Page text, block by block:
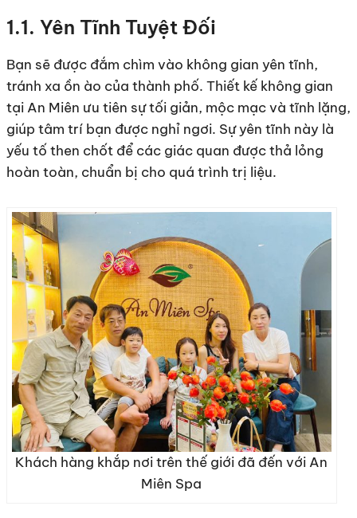
1.1. Yên Tĩnh Tuyệt Đối
Bạn sẽ được đắm chìm vào không gian yên tĩnh,
tránh xa ồn ào của thành phố. Thiết kế không gian
tại An Miên ưu tiên sự tối giản, mộc mạc và tĩnh lặng,
giúp tâm trí bạn được nghỉ ngơi. Sự yên tĩnh này là
yếu tố then chốt để các giác quan được thả lỏng
hoàn toàn, chuẩn bị cho quá trình trị liệu.
Khách hàng khắp nơi trên thế giới đã đến với An
Miên Spa